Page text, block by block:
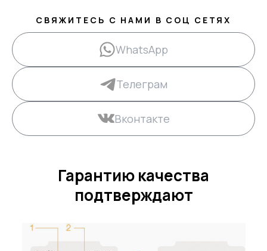
СВЯЖИТЕСЬ С НАМИ В СОЦ СЕТЯХ
WhatsApp
Телеграм
Вконтакте
Гарантию качества
подтверждают